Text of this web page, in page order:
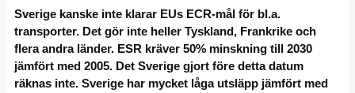
Sverige kanske inte klarar EUs ECR-mål för bl.a.
transporter. Det gör inte heller Tyskland, Frankrike och
flera andra länder. ESR kräver 50% minskning till 2030
jämfört med 2005. Det Sverige gjort före detta datum
räknas inte. Sverige har mycket låga utsläpp jämfört med